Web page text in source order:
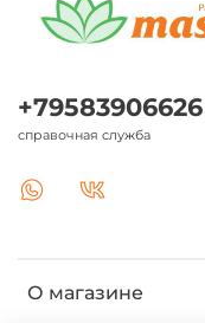
О магазине
+79583906626
справочная служба